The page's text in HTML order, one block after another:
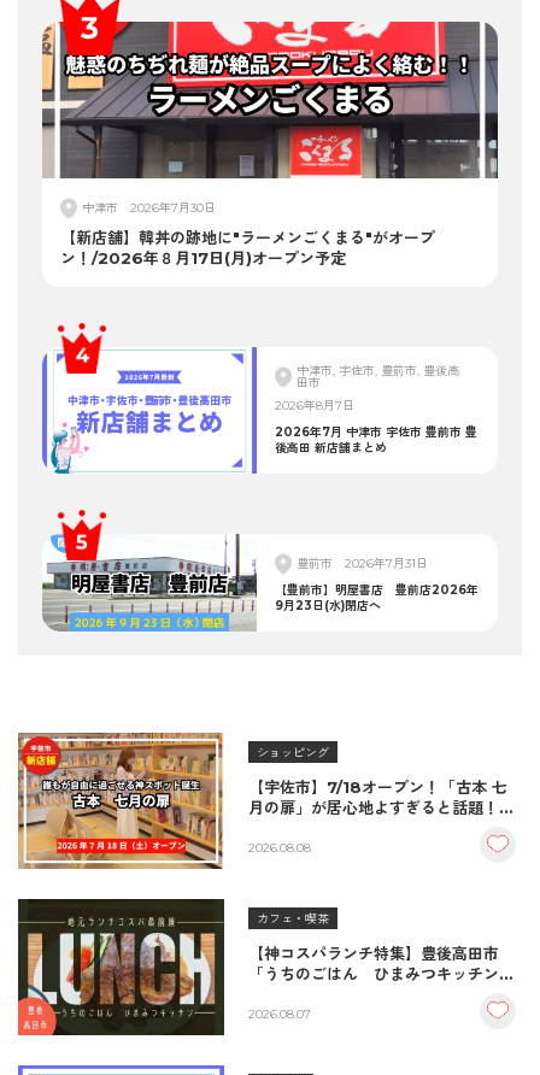
中津市 2026年7月30日
【新店舗】韓丼の跡地に"ラーメンごくまる"がオープ
ン！/2026年８月17日(月)オープン予定
中津市, 宇佐市, 豊前市, 豊後高
田市
2026年8月7日
2026年7月 中津市 宇佐市 豊前市 豊
後高田 新店舗まとめ
豊前市
2026年7月31日
【豊前市】明屋書店 豊前店2026年
9月23日(水)閉店へ
ショッピング
【宇佐市】7/18オープン！「古本 七
月の扉」が居心地よすぎると話題！絶
至福の読書空間
2026.08.08
カフェ・喫茶
【神コスパランチ特集】豊後高田市
「うちのごはん ひまみつキッチン」
＆生姜焼き！
2026.08.07